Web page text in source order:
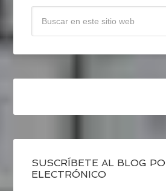
SUSCRÍBETE AL BLOG
ELECTRÓNICO